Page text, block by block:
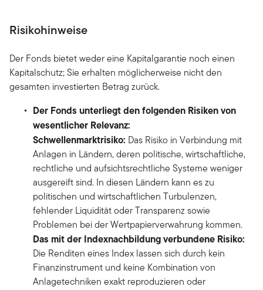
Risikohinweise
Der Fonds bietet weder eine Kapitalgarantie noch einen
Kapitalschutz; Sie erhalten möglicherweise nicht den
gesamten investierten Betrag zurück.
Der Fonds unterliegt den folgenden Risiken von
wesentlicher Relevanz:
Schwellenmarktrisiko: Das Risiko in Verbindung mit
Anlagen in Ländern, deren politische, wirtschaftliche,
rechtliche und aufsichtsrechtliche Systeme weniger
ausgereift sind. In diesen Ländern kann es zu
politischen und wirtschaftlichen Turbulenzen,
fehlender Liquidität oder Transparenz sowie
Problemen bei der Wertpapierverwahrung kommen.
Das mit der Indexnachbildung verbundene Risiko:
Die Renditen eines Index lassen sich durch kein
Finanzinstrument und keine Kombination von
Anlagetechniken exakt reproduzieren oder